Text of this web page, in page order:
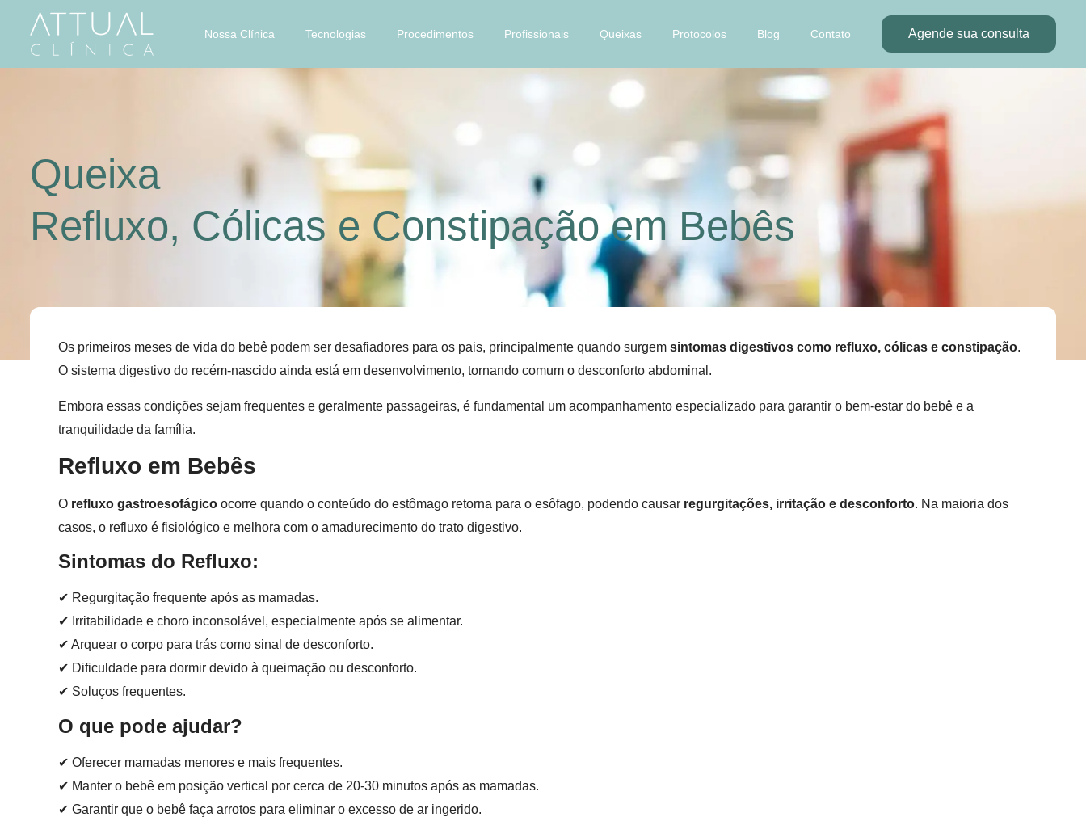
Nossa Clínica Tecnologias Procedimentos Profissionais Queixas Protocolos Blog Contato Agende sua consulta
Queixa
Refluxo, Cólicas e Constipação em Bebês
Os primeiros meses de vida do bebê podem ser desafiadores para os pais, principalmente quando surgem sintomas digestivos como refluxo, cólicas e constipação.
O sistema digestivo do recém-nascido ainda está em desenvolvimento, tornando comum o desconforto abdominal.
Embora essas condições sejam frequentes e geralmente passageiras, é fundamental um acompanhamento especializado para garantir o bem-estar do bebê e a
tranquilidade da família.
Refluxo em Bebês
O refluxo gastroesofágico ocorre quando o conteúdo do estômago retorna para o esôfago, podendo causar regurgitações, irritação e desconforto. Na maioria dos
casos, o refluxo é fisiológico e melhora com o amadurecimento do trato digestivo.
Sintomas do Refluxo:
✔ Regurgitação frequente após as mamadas.
✔ Irritabilidade e choro inconsolável, especialmente após se alimentar.
✔ Arquear o corpo para trás como sinal de desconforto.
✔ Dificuldade para dormir devido à queimação ou desconforto.
✔ Soluços frequentes.
O que pode ajudar?
✔ Oferecer mamadas menores e mais frequentes.
✔ Manter o bebê em posição vertical por cerca de 20-30 minutos após as mamadas.
✔ Garantir que o bebê faça arrotos para eliminar o excesso de ar ingerido.